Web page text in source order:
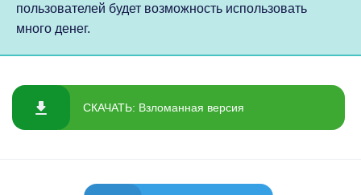
пользователей будет возможность использовать
много денег.
СКАЧАТЬ: Взломанная версия